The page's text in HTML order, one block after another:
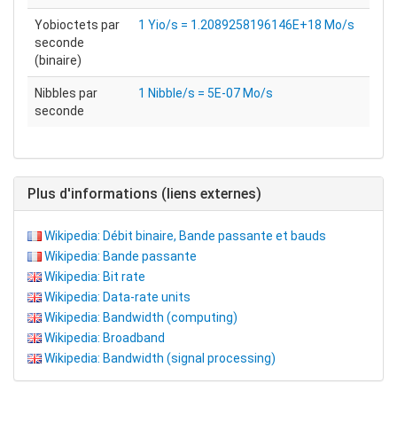
Yobioctets par
seconde
(binaire)
1 Yio/s = 1.2089258196146E+18 Mo/s
Nibbles par
seconde
1 Nibble/s = 5E-07 Mo/s
Plus d'informations (liens externes)
Wikipedia: Débit binaire, Bande passante et bauds
Wikipedia: Bande passante
Wikipedia: Bit rate
Wikipedia: Data-rate units
Wikipedia: Bandwidth (computing)
Wikipedia: Broadband
Wikipedia: Bandwidth (signal processing)